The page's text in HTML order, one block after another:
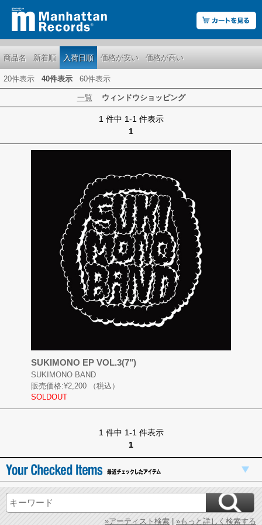
商品名 新着順 入荷日順 価格が安い 価格が高い
20件表示 40件表示 60件表示
一覧 ウィンドウショッピング
1 件中 1-1 件表示
1
SUKIMONO EP VOL.3(7")
SUKIMONO BAND
販売価格:¥2,200
（税込）
SOLDOUT
1 件中 1-1 件表示
1
»アーティスト検索 | »もっと詳しく検索する